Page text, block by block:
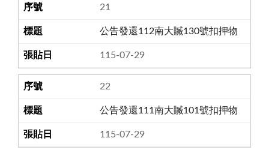
21
公告發還112南大贓130號扣押物
115-07-29
22
公告發還111南大贓101號扣押物
115-07-29